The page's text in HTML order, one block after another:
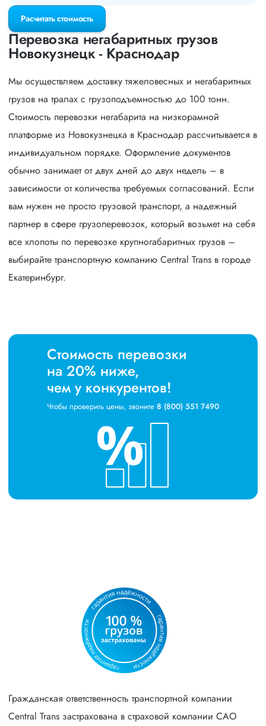
Расчитать стоимость
Перевозка негабаритных грузов
Новокузнецк - Краснодар
Мы осуществляем доставку тяжеловесных и негабаритных
грузов на тралах с грузоподъемностью до 100 тонн.
Стоимость перевозки негабарита на низкорамной
платформе из Новокузнецка в Краснодар рассчитывается в
индивидуальном порядке. Оформление документов
обычно занимает от двух дней до двух недель – в
зависимости от количества требуемых согласований. Если
вам нужен не просто грузовой транспорт, а надежный
партнер в сфере грузоперевозок, который возьмет на себя
все хлопоты по перевозке крупногабаритных грузов –
выбирайте транспортную компанию Central Trans в городе
Екатеринбург.
Стоимость перевозки
на 20% ниже,
чем у конкурентов!
Чтобы проверить цены, звоните 8 (800) 551 7490
Гражданская ответственность транспортной компании
Central Trans застрахована в страховой компании САО